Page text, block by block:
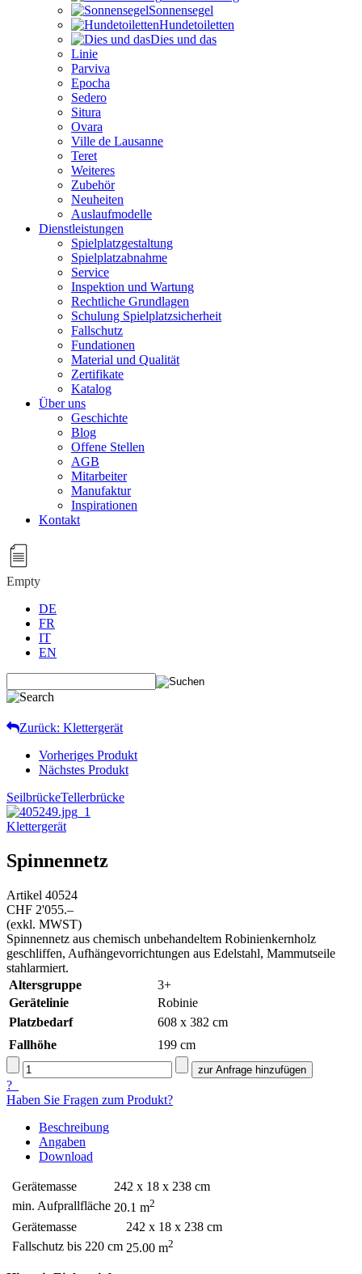
Sonnensegel
Hundetoiletten
Dies und das
Linie
Parviva
Epocha
Sedero
Situra
Ovara
Ville de Lausanne
Teret
Weiteres
Zubehör
Neuheiten
Auslaufmodelle
Dienstleistungen
Spielplatzgestaltung
Spielplatzabnahme
Service
Inspektion und Wartung
Rechtliche Grundlagen
Schulung Spielplatzsicherheit
Fallschutz
Fundationen
Material und Qualität
Zertifikate
Katalog
Über uns
Geschichte
Blog
Offene Stellen
AGB
Mitarbeiter
Manufaktur
Inspirationen
Kontakt
Empty
DE
FR
IT
EN
Zurück: Klettergerät
Vorheriges Produkt
Nächstes Produkt
SeilbrückeTellerbrücke
Klettergerät
Spinnennetz
Artikel 40524
CHF 2'055.–
(exkl. MWST)
Spinnennetz aus chemisch unbehandeltem Robinienkernholz
geschliffen, Aufhängevorrichtungen aus Edelstahl, Mammutseile
stahlarmiert.
Altersgruppe
3+
Gerätelinie
Robinie
Platzbedarf
608 x 382 cm
Fallhöhe
199 cm
?
Haben Sie Fragen zum Produkt?
Beschreibung
Angaben
Download
Gerätemasse
242 x 18 x 238 cm
min. Aufprallfläche 20.1 m2
Gerätemasse
242 x 18 x 238 cm
Fallschutz bis 220 cm 25.00 m2